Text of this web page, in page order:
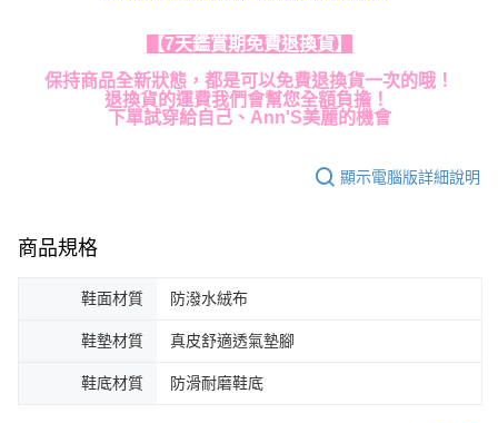
【7天鑑賞期免費退換貨】
保持商品全新狀態，都是可以免費退換貨一次的哦！
退換貨的運費我們會幫您全額負擔！
下單試穿給自己、Ann'S美麗的機會
顯示電腦版詳細說明
商品規格
鞋面材質 防潑水絨布
鞋墊材質 真皮舒適透氣墊腳
鞋底材質 防滑耐磨鞋底